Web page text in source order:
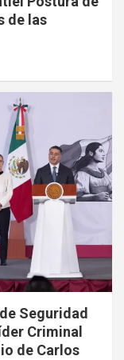
de las
Seguridad
Criminal
de Carlos